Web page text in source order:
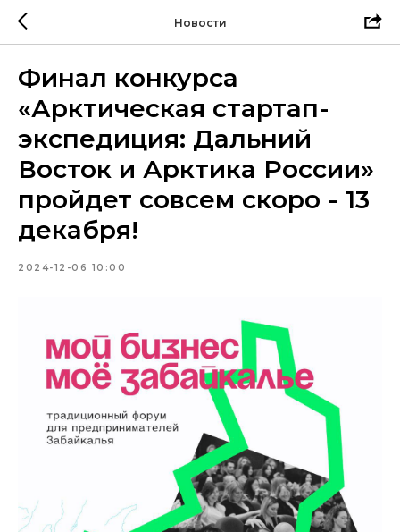
Новости
Финал конкурса
«Арктическая стартап-
экспедиция: Дальний
Восток и Арктика России»
пройдет совсем скоро - 13
декабря!
2024-12-06 10:00